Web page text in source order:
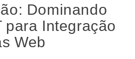
Dominando
para Integração
Web